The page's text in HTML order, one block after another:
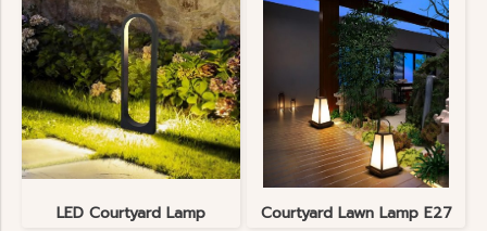
LED Courtyard Lamp Courtyard Lawn Lamp E27